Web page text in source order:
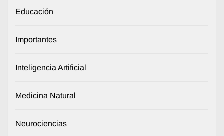
Educación
Importantes
Inteligencia Artificial
Medicina Natural
Neurociencias